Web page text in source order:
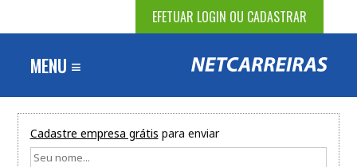
EFETUAR LOGIN OU CADASTRAR
MENU ≡
Cadastre empresa grátis para enviar